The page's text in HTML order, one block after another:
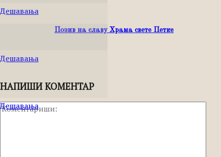
Дешавања
Дешавања
Дешавања
Позив на славу Храма свете Петке
НАПИШИ КОМЕНТАР